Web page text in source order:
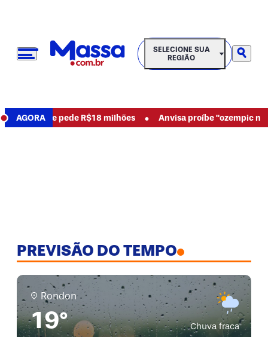
SELECIONE SUA REGIÃO
SELECIONE SUA
REGIÃO
AGORA
e pede R$18 milhões • Anvisa proíbe "ozempic
PREVISÃO DO TEMPO
Rondon
19° Chuva fraca